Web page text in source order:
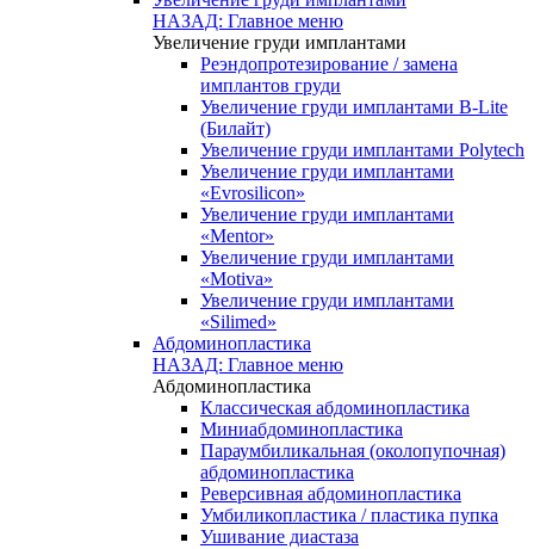
НАЗАД: Главное меню
Увеличение груди имплантами
Реэндопротезирование / замена
имплантов груди
Увеличение груди имплантами B-Lite
(Билайт)
Увеличение груди имплантами Polytech
Увеличение груди имплантами
«Evrosilicon»
Увеличение груди имплантами
«Mentor»
Увеличение груди имплантами
«Motiva»
Увеличение груди имплантами
«Silimed»
Абдоминопластика
НАЗАД: Главное меню
Абдоминопластика
Классическая абдоминопластика
Миниабдоминопластика
Параумбиликальная (околопупочная)
абдоминопластика
Реверсивная абдоминопластика
Умбиликопластика / пластика пупка
Ушивание диастаза